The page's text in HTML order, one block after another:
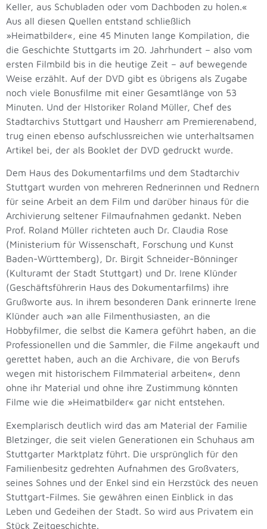
Keller, aus Schubladen oder vom Dachboden zu holen.«
Aus all diesen Quellen entstand schließlich
»Heimatbilder«, eine 45 Minuten lange Kompilation, die
die Geschichte Stuttgarts im 20. Jahrhundert – also vom
ersten Filmbild bis in die heutige Zeit – auf bewegende
Weise erzählt. Auf der DVD gibt es übrigens als Zugabe
noch viele Bonusfilme mit einer Gesamtlänge von 53
Minuten. Und der HIstoriker Roland Müller, Chef des
Stadtarchivs Stuttgart und Hausherr am Premierenabend,
trug einen ebenso aufschlussreichen wie unterhaltsamen
Artikel bei, der als Booklet der DVD gedruckt wurde.
Dem Haus des Dokumentarfilms und dem Stadtarchiv
Stuttgart wurden von mehreren Rednerinnen und Rednern
für seine Arbeit an dem Film und darüber hinaus für die
Archivierung seltener Filmaufnahmen gedankt. Neben
Prof. Roland Müller richteten auch Dr. Claudia Rose
(Ministerium für Wissenschaft, Forschung und Kunst
Baden-Württemberg), Dr. Birgit Schneider-Bönninger
(Kulturamt der Stadt Stuttgart) und Dr. Irene Klünder
(Geschäftsführerin Haus des Dokumentarfilms) ihre
Grußworte aus. In ihrem besonderen Dank erinnerte Irene
Klünder auch »an alle Filmenthusiasten, an die
Hobbyfilmer, die selbst die Kamera geführt haben, an die
Professionellen und die Sammler, die Filme angekauft und
gerettet haben, auch an die Archivare, die von Berufs
wegen mit historischem Filmmaterial arbeiten«, denn
ohne ihr Material und ohne ihre Zustimmung könnten
Filme wie die »Heimatbilder« gar nicht entstehen.
Exemplarisch deutlich wird das am Material der Familie
Bletzinger, die seit vielen Generationen ein Schuhaus am
Stuttgarter Marktplatz führt. Die ursprünglich für den
Familienbesitz gedrehten Aufnahmen des Großvaters,
seines Sohnes und der Enkel sind ein Herzstück des neuen
Stuttgart-Filmes. Sie gewähren einen Einblick in das
Leben und Gedeihen der Stadt. So wird aus Privatem ein
Stück Zeitgeschichte.